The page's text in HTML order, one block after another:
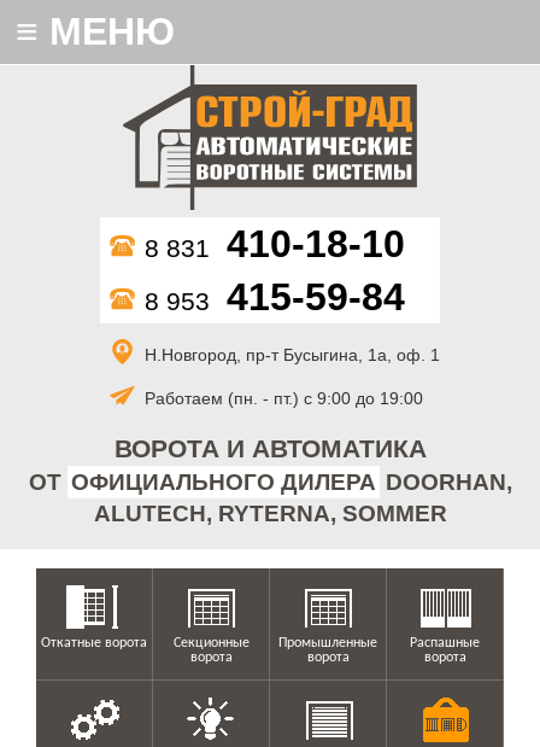
ВОРОТА И АВТОМАТИКА
ОТ ОФИЦИАЛЬНОГО ДИЛЕРА DOORHAN,
ALUTECH, RYTERNA, SOMMER
8 831 410-18-10
8 953 415-59-84
Н.Новгород, пр-т Бусыгина, 1а, оф. 1
Работаем (пн. - пт.) с 9:00 до 19:00
≡ МЕНЮ
Откатные ворота
Секционные
ворота
Промышленные
ворота
Распашные
ворота